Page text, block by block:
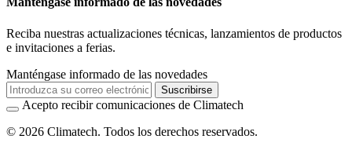
Reciba nuestras actualizaciones técnicas, lanzamientos de productos
e invitaciones a ferias.
Manténgase informado de las novedades
Suscribirse
Acepto recibir comunicaciones de Climatech
© 2026 Climatech. Todos los derechos reservados.